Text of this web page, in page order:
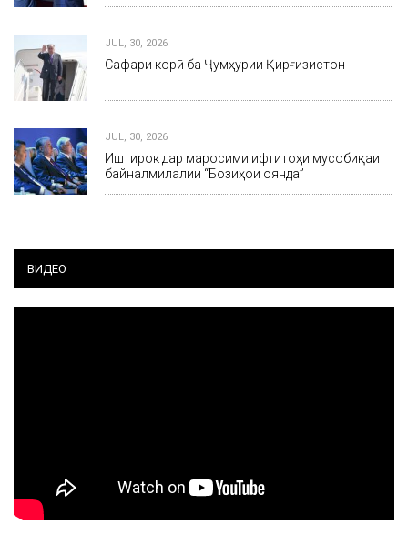
JUL, 30, 2026
Сафари корӣ ба Ҷумҳурии Қирғизистон
JUL, 30, 2026
Иштирок дар маросими ифтитоҳи мусобиқаи
байналмилалии “Бозиҳои оянда”
ВИДЕО